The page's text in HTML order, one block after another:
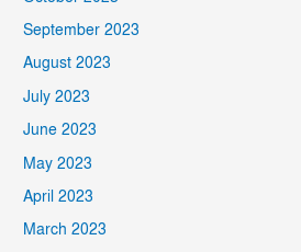
September 2023
August 2023
July 2023
June 2023
May 2023
April 2023
March 2023